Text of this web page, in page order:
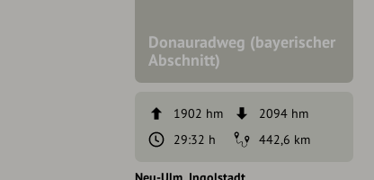
Donauradweg (bayerischer
Abschnitt)
1902 hm
2094 hm
29:32 h
442,6 km